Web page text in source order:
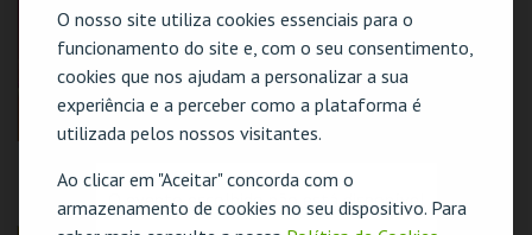
O nosso site utiliza cookies essenciais para o
funcionamento do site e, com o seu consentimento,
cookies que nos ajudam a personalizar a sua
experiência e a perceber como a plataforma é
utilizada pelos nossos visitantes.
Ao clicar em "Aceitar" concorda com o
armazenamento de cookies no seu dispositivo. Para
MAIS INFO
COMPRAR
MAIS INFO
COMPRAR
FAMÍLIAS
CONVENTO DA
ARRÁBIDA (NOVO)
O evento escolhido não está disponível